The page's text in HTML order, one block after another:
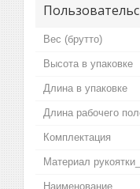
Вес (брутто)
Высота в упаковке
Длина в упаковке
Длина рабочего
Комплектация
Материал
Наименование